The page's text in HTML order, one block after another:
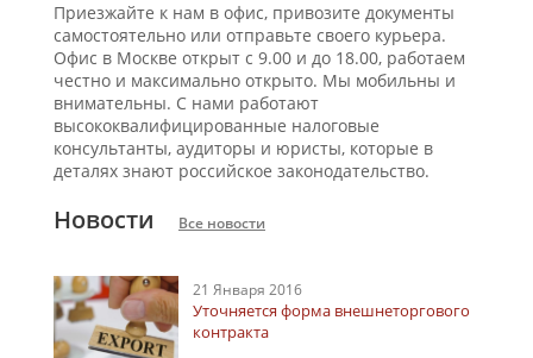
Приезжайте к нам в офис, привозите документы
самостоятельно или отправьте своего курьера.
Офис в Москве открыт с 9.00 и до 18.00, работаем
честно и максимально открыто. Мы мобильны и
внимательны. С нами работают
высококвалифицированные налоговые
консультанты, аудиторы и юристы, которые в
деталях знают российское законодательство.
Новости Все новости
21 Января 2016
Уточняется форма внешнеторгового
контракта